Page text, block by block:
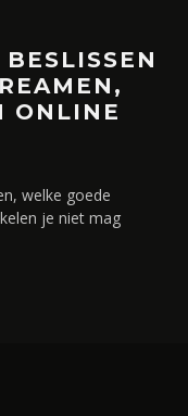
ONLINE
welke goede
je niet mag